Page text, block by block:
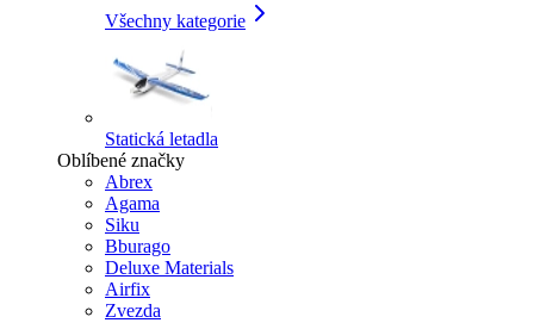
Všechny kategorie
Statická letadla
Oblíbené značky
Abrex
Agama
Siku
Bburago
Deluxe Materials
Airfix
Zvezda